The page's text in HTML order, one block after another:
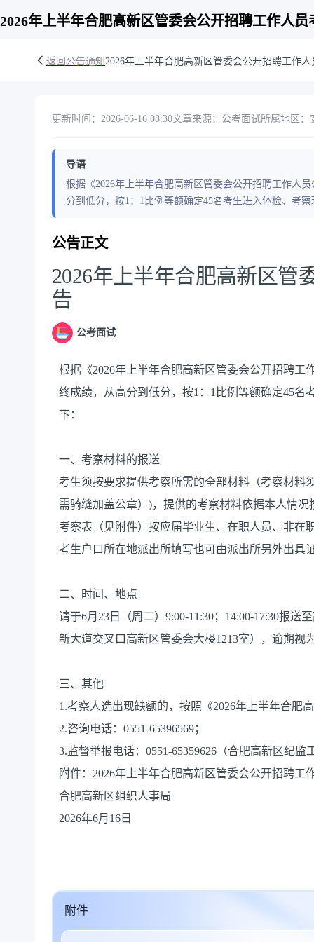
2026年上半年合肥高新区管委会公开招聘工作人员
返回公告通知2026年上半年合肥高新区管委会公开招聘工作
更新时间：2026-06-16 08:30文章来源：公考面试所属地区：
导语
根据《2026年上半年合肥高新区管委会公开招聘工作人
分到低分，按1：1比例等额确定45名考生进入体检、考
公告正文
2026年上半年合肥高新区管
告
公考面试
根据《2026年上半年合肥高新区管委会公开招聘
终成绩，从高分到低分，按1：1比例等额确定45
下：
一、考察材料的报送
考生须按要求提供考察所需的全部材料（考察材料
需骑缝加盖公章）)，提供的考察材料依据本人情况
考察表（见附件）按应届毕业生、在职人员、非在
考生户口所在地派出所填写也可由派出所另外出具
二、时间、地点
请于6月23日（周二）9:00-11:30；14:00-17:30报
新大道交叉口高新区管委会大楼1213室），逾期视
三、其他
1.考察人选出现缺额的，按照《2026年上半年合肥
2.咨询电话：0551-65396569；
3.监督举报电话：0551-65359626（合肥高新区纪监
附件：2026年上半年合肥高新区管委会公开招聘工
合肥高新区组织人事局
2026年6月16日
附件